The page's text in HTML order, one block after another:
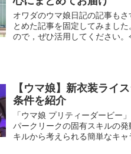
オワダのウマ娘日記の記事も
とめた記事を固定してみまし
ので，ぜひ活用してください。
【ウマ娘】新衣装ライ
条件を紹介
「ウマ娘 プリティーダービー
パークリークの固有スキルの
キルから考えられる簡単なキ